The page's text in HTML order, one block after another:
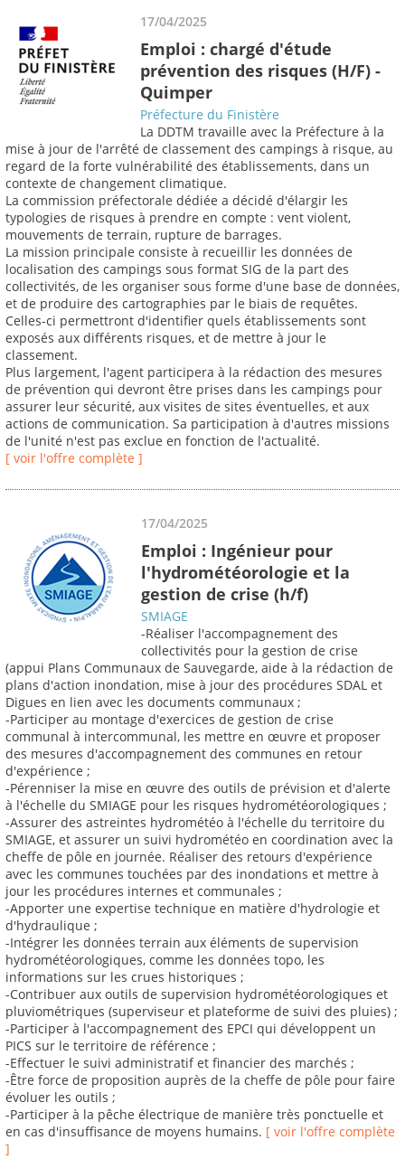
17/04/2025
Emploi : chargé d'étude
prévention des risques (H/F) -
Quimper
Préfecture du Finistère
La DDTM travaille avec la Préfecture à la
mise à jour de l'arrêté de classement des campings à risque, au
regard de la forte vulnérabilité des établissements, dans un
contexte de changement climatique.
La commission préfectorale dédiée a décidé d'élargir les
typologies de risques à prendre en compte : vent violent,
mouvements de terrain, rupture de barrages.
La mission principale consiste à recueillir les données de
localisation des campings sous format SIG de la part des
collectivités, de les organiser sous forme d'une base de données,
et de produire des cartographies par le biais de requêtes.
Celles-ci permettront d'identifier quels établissements sont
exposés aux différents risques, et de mettre à jour le
classement.
Plus largement, l'agent participera à la rédaction des mesures
de prévention qui devront être prises dans les campings pour
assurer leur sécurité, aux visites de sites éventuelles, et aux
actions de communication. Sa participation à d'autres missions
de l'unité n'est pas exclue en fonction de l'actualité.
[ voir l'offre complète ]
17/04/2025
Emploi : Ingénieur pour
l'hydrométéorologie et la
gestion de crise (h/f)
SMIAGE
-Réaliser l'accompagnement des
collectivités pour la gestion de crise
(appui Plans Communaux de Sauvegarde, aide à la rédaction de
plans d'action inondation, mise à jour des procédures SDAL et
Digues en lien avec les documents communaux ;
-Participer au montage d'exercices de gestion de crise
communal à intercommunal, les mettre en œuvre et proposer
des mesures d'accompagnement des communes en retour
d'expérience ;
-Pérenniser la mise en œuvre des outils de prévision et d'alerte
à l'échelle du SMIAGE pour les risques hydrométéorologiques ;
-Assurer des astreintes hydrométéo à l'échelle du territoire du
SMIAGE, et assurer un suivi hydrométéo en coordination avec la
cheffe de pôle en journée. Réaliser des retours d'expérience
avec les communes touchées par des inondations et mettre à
jour les procédures internes et communales ;
-Apporter une expertise technique en matière d'hydrologie et
d'hydraulique ;
-Intégrer les données terrain aux éléments de supervision
hydrométéorologiques, comme les données topo, les
informations sur les crues historiques ;
-Contribuer aux outils de supervision hydrométéorologiques et
pluviométriques (superviseur et plateforme de suivi des pluies) ;
-Participer à l'accompagnement des EPCI qui développent un
PICS sur le territoire de référence ;
-Effectuer le suivi administratif et financier des marchés ;
-Être force de proposition auprès de la cheffe de pôle pour faire
évoluer les outils ;
-Participer à la pêche électrique de manière très ponctuelle et
en cas d'insuffisance de moyens humains. [ voir l'offre complète
]